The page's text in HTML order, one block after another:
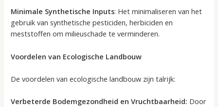
Minimale Synthetische Inputs: Het minimaliseren van het
gebruik van synthetische pesticiden, herbiciden en
meststoffen om milieuschade te verminderen.
Voordelen van Ecologische Landbouw
De voordelen van ecologische landbouw zijn talrijk:
Verbeterde Bodemgezondheid en Vruchtbaarheid: Door